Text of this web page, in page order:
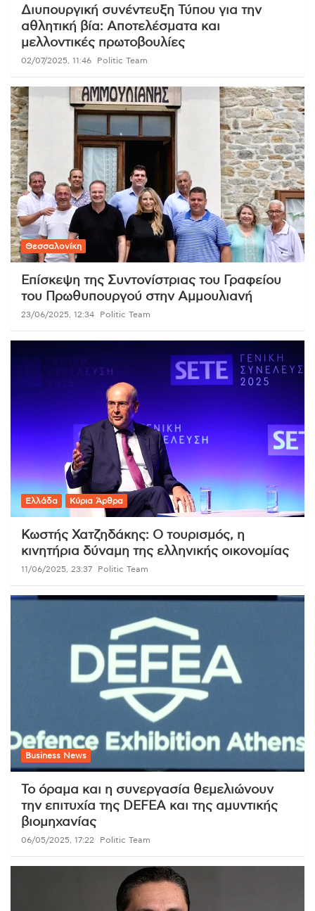
Διυπουργική συνέντευξη Τύπου για την
αθλητική βία: Αποτελέσματα και
μελλοντικές πρωτοβουλίες
02/07/2025, 11:46 Politic Team
Θεσσαλονίκη
Επίσκεψη της Συντονίστριας του Γραφείου
του Πρωθυπουργού στην Αμμουλιανή
23/06/2025, 12:34 Politic Team
Ελλάδα Κύρια Άρθρα
Κωστής Χατζηδάκης: Ο τουρισμός, η
κινητήρια δύναμη της ελληνικής οικονομίας
11/06/2025, 23:37 Politic Team
Business News
Το όραμα και η συνεργασία θεμελιώνουν
την επιτυχία της DEFEA και της αμυντικής
βιομηχανίας
06/05/2025, 17:22 Politic Team